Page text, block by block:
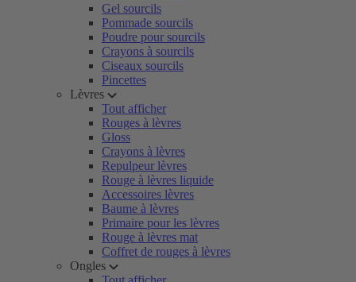
Gel sourcils
Pommade sourcils
Poudre pour sourcils
Crayons à sourcils
Ciseaux sourcils
Pincettes
Lèvres
Tout afficher
Rouges à lèvres
Gloss
Crayons à lèvres
Repulpeur lèvres
Rouge à lèvres liquide
Accessoires lèvres
Baume à lèvres
Primaire pour les lèvres
Rouge à lèvres mat
Coffret de rouges à lèvres
Ongles